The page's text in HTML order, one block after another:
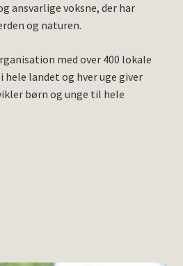
ansvarlige voksne, der har
og naturen.
med over 400 lokale
landet og hver uge giver
børn og unge til hele